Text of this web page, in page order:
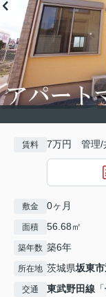
賃料 7万円 管理/
敷金 0ヶ月
面積 56.68㎡
築年数 築6年
所在地 茨城県坂東市
交通 東武野田線 「